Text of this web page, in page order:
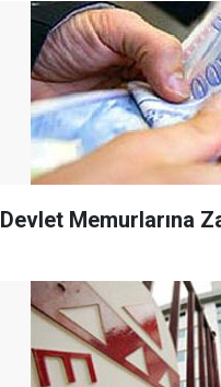
Devlet Memurlarına